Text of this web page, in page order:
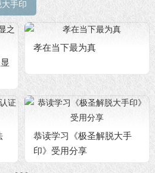
手印
孝在当下最为真
恭读学习《极圣解脱大手
印》受用分享